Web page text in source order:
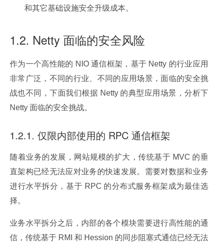
和其它基础设施安全升级成本。
1.2. Netty 面临的安全风险
作为一个高性能的 NIO 通信框架，基于 Netty 的行业应用
非常广泛，不同的行业、不同的应用场景，面临的安全挑
战也不同，下面我们根据 Netty 的典型应用场景，分析下
Netty 面临的安全挑战。
1.2.1. 仅限内部使用的 RPC 通信框架
随着业务的发展，网站规模的扩大，传统基于 MVC 的垂
直架构已经无法应对业务的快速发展。需要对数据和业务
进行水平拆分，基于 RPC 的分布式服务框架成为最佳选
择。
业务水平拆分之后，内部的各个模块需要进行高性能的通
信，传统基于 RMI 和 Hession 的同步阻塞式通信已经无法